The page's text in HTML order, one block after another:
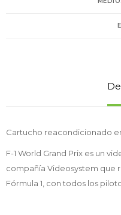
Cartucho reacondicionado
F-1 World Grand Prix es un
compañía Videosystem que
Fórmula 1, con todos los